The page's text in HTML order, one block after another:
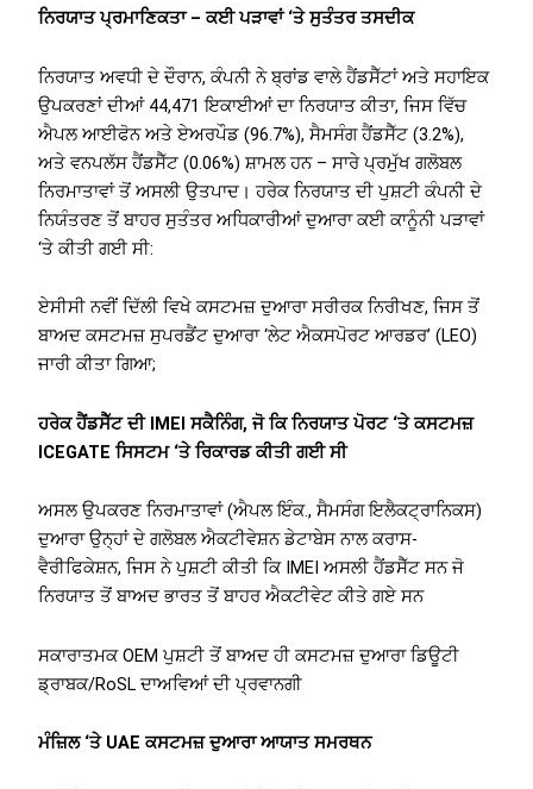
ਨਿਰਯਾਤ ਪ੍ਰਮਾਣਿਕਤਾ – ਕਈ ਪੜਾਵਾਂ ‘ਤੇ ਸੁਤੰਤਰ ਤਸਦੀਕ
ਨਿਰਯਾਤ ਅਵਧੀ ਦੇ ਦੌਰਾਨ, ਕੰਪਨੀ ਨੇ ਬ੍ਰਾਂਡ ਵਾਲੇ ਹੈਂਡਸੈੱਟਾਂ ਅਤੇ ਸਹਾਇਕ
ਉਪਕਰਣਾਂ ਦੀਆਂ 44,471 ਇਕਾਈਆਂ ਦਾ ਨਿਰਯਾਤ ਕੀਤਾ, ਜਿਸ ਵਿੱਚ
ਐਪਲ ਆਈਫੋਨ ਅਤੇ ਏਅਰਪੌਡ (96.7%), ਸੈਮਸੰਗ ਹੈਂਡਸੈੱਟ (3.2%),
ਅਤੇ ਵਨਪਲੱਸ ਹੈਂਡਸੈੱਟ (0.06%) ਸ਼ਾਮਲ ਹਨ – ਸਾਰੇ ਪ੍ਰਮੁੱਖ ਗਲੋਬਲ
ਨਿਰਮਾਤਾਵਾਂ ਤੋਂ ਅਸਲੀ ਉਤਪਾਦ। ਹਰੇਕ ਨਿਰਯਾਤ ਦੀ ਪੁਸ਼ਟੀ ਕੰਪਨੀ ਦੇ
ਨਿਯੰਤਰਣ ਤੋਂ ਬਾਹਰ ਸੁਤੰਤਰ ਅਧਿਕਾਰੀਆਂ ਦੁਆਰਾ ਕਈ ਕਾਨੂੰਨੀ ਪੜਾਵਾਂ
‘ਤੇ ਕੀਤੀ ਗਈ ਸੀ:
ਏਸੀਸੀ ਨਵੀਂ ਦਿੱਲੀ ਵਿਖੇ ਕਸਟਮਜ਼ ਦੁਆਰਾ ਸਰੀਰਕ ਨਿਰੀਖਣ, ਜਿਸ ਤੋਂ
ਬਾਅਦ ਕਸਟਮਜ਼ ਸੁਪਰਡੈਂਟ ਦੁਆਰਾ ‘ਲੇਟ ਐਕਸਪੋਰਟ ਆਰਡਰ’ (LEO)
ਜਾਰੀ ਕੀਤਾ ਗਿਆ;
ਹਰੇਕ ਹੈਂਡਸੈੱਟ ਦੀ IMEI ਸਕੈਨਿੰਗ, ਜੋ ਕਿ ਨਿਰਯਾਤ ਪੋਰਟ ‘ਤੇ ਕਸਟਮਜ਼
ICEGATE ਸਿਸਟਮ ‘ਤੇ ਰਿਕਾਰਡ ਕੀਤੀ ਗਈ ਸੀ
ਅਸਲ ਉਪਕਰਣ ਨਿਰਮਾਤਾਵਾਂ (ਐਪਲ ਇੰਕ., ਸੈਮਸੰਗ ਇਲੈਕਟ੍ਰਾਨਿਕਸ)
ਦੁਆਰਾ ਉਨ੍ਹਾਂ ਦੇ ਗਲੋਬਲ ਐਕਟੀਵੇਸ਼ਨ ਡੇਟਾਬੇਸ ਨਾਲ ਕਰਾਸ-
ਵੈਰੀਫਿਕੇਸ਼ਨ, ਜਿਸ ਨੇ ਪੁਸ਼ਟੀ ਕੀਤੀ ਕਿ IMEI ਅਸਲੀ ਹੈਂਡਸੈੱਟ ਸਨ ਜੋ
ਨਿਰਯਾਤ ਤੋਂ ਬਾਅਦ ਭਾਰਤ ਤੋਂ ਬਾਹਰ ਐਕਟੀਵੇਟ ਕੀਤੇ ਗਏ ਸਨ
ਸਕਾਰਾਤਮਕ OEM ਪੁਸ਼ਟੀ ਤੋਂ ਬਾਅਦ ਹੀ ਕਸਟਮਜ਼ ਦੁਆਰਾ ਡਿਊਟੀ
ਡ੍ਰਾਬਕ/RoSL ਦਾਅਵਿਆਂ ਦੀ ਪ੍ਰਵਾਨਗੀ
ਮੰਜ਼ਿਲ ‘ਤੇ UAE ਕਸਟਮਜ਼ ਦੁਆਰਾ ਆਯਾਤ ਸਮਰਥਨ